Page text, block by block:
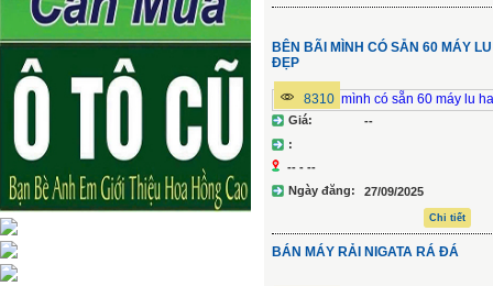
BÊN BÃI MÌNH CÓ SẴN 60 MÁY
ĐẸP
8310
Giá:
--
:
-- - --
Ngày đăng:
27/09/2025
Chi tiết
BÁN MÁY RẢI NIGATA RÁ ĐÁ